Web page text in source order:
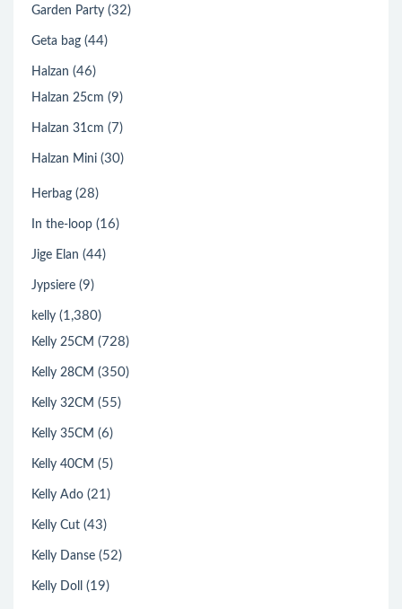
Garden Party (32)
Geta bag (44)
Halzan (46)
Halzan 25cm (9)
Halzan 31cm (7)
Halzan Mini (30)
Herbag (28)
In the-loop (16)
Jige Elan (44)
Jypsiere (9)
kelly (1,380)
Kelly 25CM (728)
Kelly 28CM (350)
Kelly 32CM (55)
Kelly 35CM (6)
Kelly 40CM (5)
Kelly Ado (21)
Kelly Cut (43)
Kelly Danse (52)
Kelly Doll (19)